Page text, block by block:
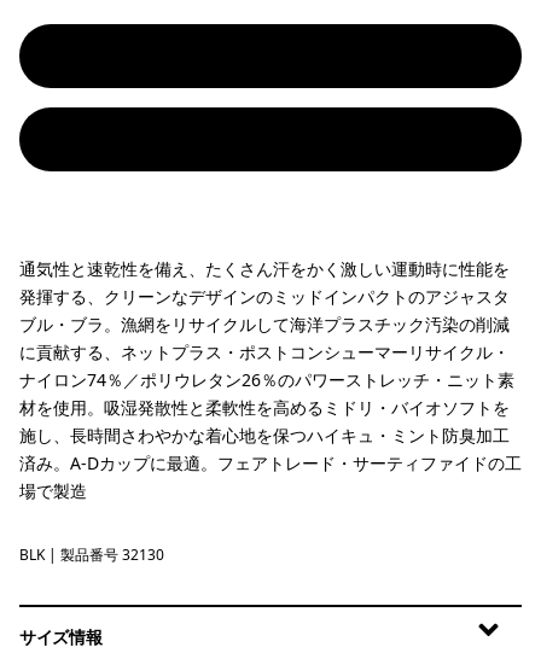
通気性と速乾性を備え、たくさん汗をかく激しい運動時に性能を
発揮する、クリーンなデザインのミッドインパクトのアジャスタ
ブル・ブラ。漁網をリサイクルして海洋プラスチック汚染の削減
に貢献する、ネットプラス・ポストコンシューマーリサイクル・
ナイロン74％／ポリウレタン26％のパワーストレッチ・ニット素
材を使用。吸湿発散性と柔軟性を高めるミドリ・バイオソフトを
施し、長時間さわやかな着心地を保つハイキュ・ミント防臭加工
済み。A-Dカップに最適。フェアトレード・サーティファイドの工
場で製造
Black
BLK | 製品番号 32130
サイズ情報